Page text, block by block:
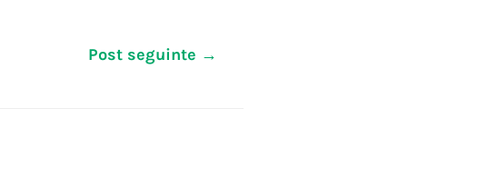
Post seguinte →